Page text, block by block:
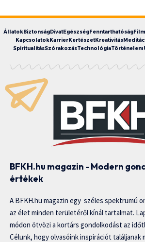
ÁllatokBiztonságDivatEgészségFenntarthatóság
KapcsolatokKarrierKertészetKreativitás
SpiritualitásSzórakozásTechnológiaTörténelem
BFKH.hu magazin - Modern
értékek
A BFKH.hu magazin egy széles spektrumú
az élet minden területéről kínál tartalmat.
módon ötvözi a kortárs gondolkodást az
Célunk, hogy olvasóink inspirációt találjanak